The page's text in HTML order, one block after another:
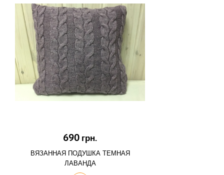
690 грн.
ВЯЗАННАЯ ПОДУШКА ТЕМНАЯ
ЛАВАНДА